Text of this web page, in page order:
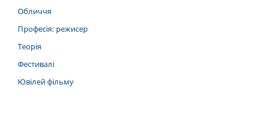
Обличчя
Професія: режисер
Теорія
Фестивалі
Ювілей фільму